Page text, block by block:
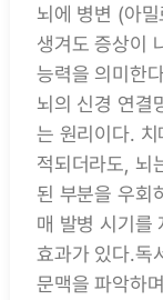
뇌에 병변 (아
생겨도 증상이
능력을 의미한
뇌의 신경 연결
는 원리이다.
적되더라도, 뇌
된 부분을 우회
매 발병 시기를
효과가 있다.독
문맥을 파악하